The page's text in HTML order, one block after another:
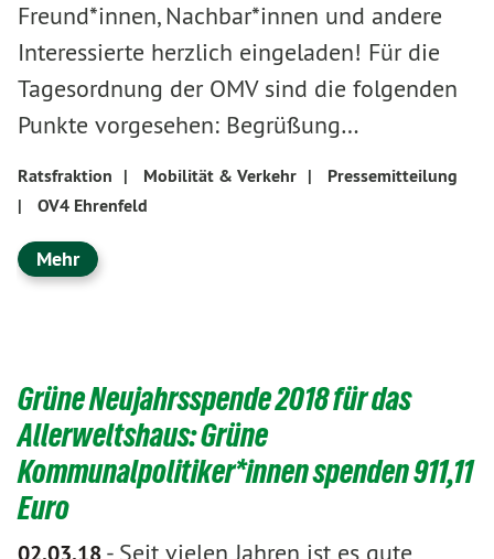
Freund*innen, Nachbar*innen und andere
Interessierte herzlich eingeladen! Für die
Tagesordnung der OMV sind die folgenden
Punkte vorgesehen: Begrüßung…
Ratsfraktion | Mobilität & Verkehr |
Pressemitteilung
|
OV4 Ehrenfeld
Mehr
Grüne Neujahrsspende 2018 für das
Allerweltshaus: Grüne
Kommunalpolitiker*innen spenden 911,11
Euro
02.03.18- Seit vielen Jahren ist es gute